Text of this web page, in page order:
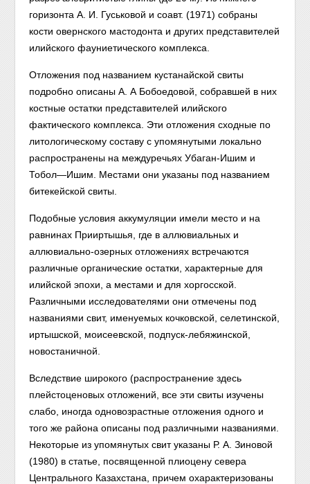
горизонта А. И. Гуськовой и соавт. (1971) собраны
кости овернского мастодонта и других представителей
илийского фауниетического комплекса.
Отложения под названием кустанайской свиты
подробно описаны А. А Бобоедовой, собравшей в них
костные остатки представителей илийского
фактического комплекса. Эти отложения сходные по
литологическому составу с упомянутыми локально
распространены на междуречьях Убаган-Ишим и
Тобол—Ишим. Местами они указаны под названием
битекейской свиты.
Подобные условия аккумуляции имели место и на
равнинах Прииртышья, где в аллювиальных и
аллювиально-озерных отложениях встречаются
различные органические остатки, характерные для
илийской эпохи, а местами и для хоргосской.
Различными исследователями они отмечены под
названиями свит, именуемых кочковской, селетинской,
иртышской, моисеевской, подпуск-лебяжинской,
новостаничной.
Вследствие широкого (распространение здесь
плейстоценовых отложений, все эти свиты изучены
слабо, иногда одновозрастные отложения одного и
того же района описаны под различными названиями.
Некоторые из упомянутых свит указаны Р. А. Зиновой
(1980) в статье, посвященной плиоцену ceвеpa
Центрального Казахстана, причем охарактеризованы